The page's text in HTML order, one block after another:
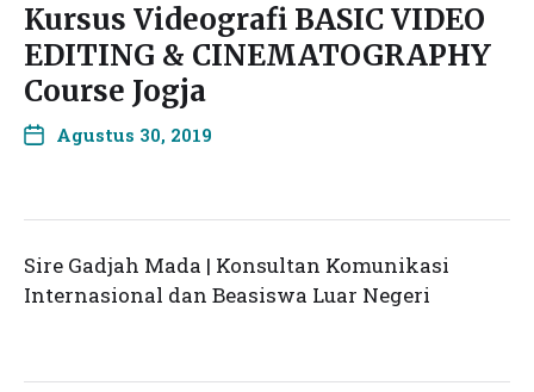
Kursus Videografi BASIC VIDEO
EDITING & CINEMATOGRAPHY
Course Jogja
Agustus 30, 2019
Sire Gadjah Mada | Konsultan Komunikasi
Internasional dan Beasiswa Luar Negeri